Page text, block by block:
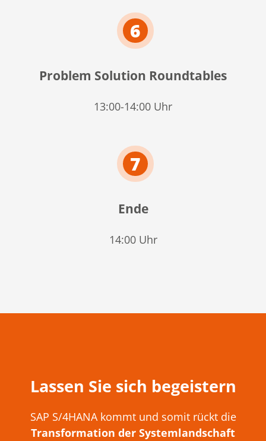
6
Problem Solution Roundtables
13:00-14:00 Uhr
7
Ende
14:00 Uhr
Lassen Sie sich begeistern
SAP S/4HANA kommt und somit rückt die
Transformation der Systemlandschaft